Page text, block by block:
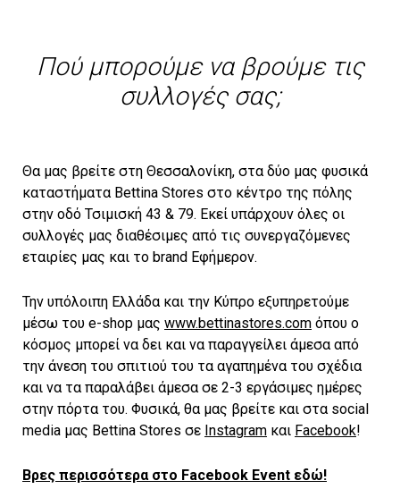
Πού μπορούμε να βρούμε τις
συλλογές σας;
Θα μας βρείτε στη Θεσσαλονίκη, στα δύο μας φυσικά
καταστήματα Bettina Stores στο κέντρο της πόλης
στην οδό Τσιμισκή 43 & 79. Εκεί υπάρχουν όλες οι
συλλογές μας διαθέσιμες από τις συνεργαζόμενες
εταιρίες μας και το brand Εφήμερον.
Την υπόλοιπη Ελλάδα και την Κύπρο εξυπηρετούμε
μέσω του e-shop μας www.bettinastores.com όπου ο
κόσμος μπορεί να δει και να παραγγείλει άμεσα από
την άνεση του σπιτιού του τα αγαπημένα του σχέδια
και να τα παραλάβει άμεσα σε 2-3 εργάσιμες ημέρες
στην πόρτα του. Φυσικά, θα μας βρείτε και στα social
media μας Bettina Stores σε Instagram και Facebook!
Βρες περισσότερα στο Facebook Event εδώ!